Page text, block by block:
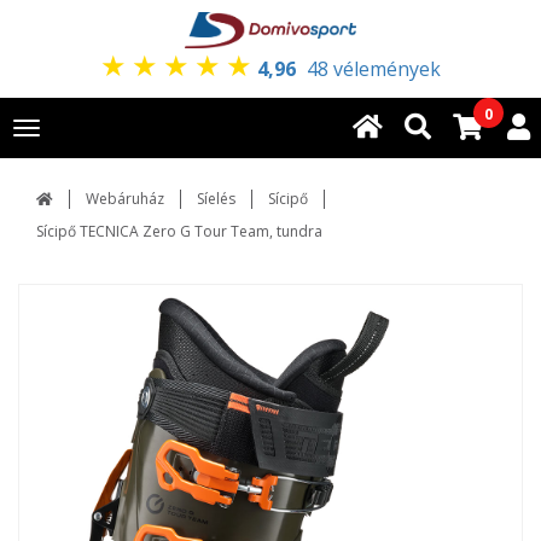
★ ★ ★ ★ ★ 4,96 48 vélemények
Toggle
navigation
0
Webáruház Síelés
Sícipő
Sícipő TECNICA Zero G Tour Team, tundra